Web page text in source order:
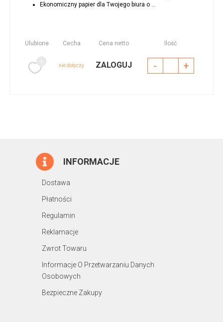
Ekonomiczny papier dla Twojego biura o ...
Ulubione Cecha Cena netto Ilość
nie dotyczy ZALOGUJ - +
INFORMACJE
Dostawa
Płatności
Regulamin
Reklamacje
Zwrot Towaru
Informacje O Przetwarzaniu Danych
Osobowych
Bezpieczne Zakupy